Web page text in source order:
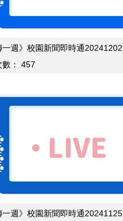
一週》校園新聞即時通20241202
：
457
一週》校園新聞即時通20241125